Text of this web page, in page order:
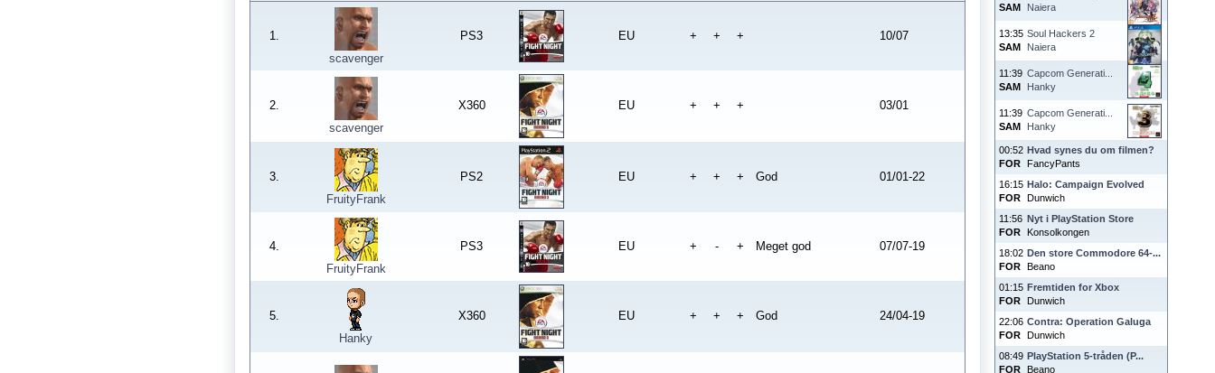
SAM
Naiera
13:35
SAM
Soul Hackers 2
Naiera
11:39
SAM
Capcom Generati...
Hanky
11:39
SAM
Capcom Generati...
Hanky
00:52
FOR
Hvad synes du om filmen?
FancyPants
16:15
FOR
Halo: Campaign Evolved
Dunwich
11:56
FOR
Nyt i PlayStation Store
Konsolkongen
18:02
FOR
Den store Commodore 64-...
Beano
01:15
FOR
Fremtiden for Xbox
Dunwich
22:06
FOR
Contra: Operation Galuga
Dunwich
08:49
FOR
PlayStation 5-tråden (P...
Beano
1.
scavenger
PS3 EU + + + 10/07
2.
scavenger
X360 EU + + + 03/01
3.
FruityFrank
PS2 EU + + + God 01/01-22
4.
FruityFrank
PS3 EU + - + Meget god 07/07-19
5.
Hanky
X360 EU + + + God 24/04-19